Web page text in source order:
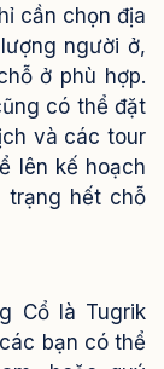
cần chọn địa
người ở,
ở phù hợp.
có thể đặt
và các tour
lên kế hoạch
trạng hết chỗ
Cổ là Tugrik
bạn có thể